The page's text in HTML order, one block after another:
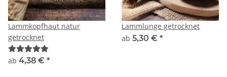
Lammkopfhaut natur
getrocknet
ab 4,38 € *
Lammlunge getrocknet
ab 5,30 € *